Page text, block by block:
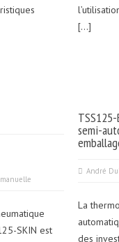
[…]
SKIN est
semi-
André
La
des